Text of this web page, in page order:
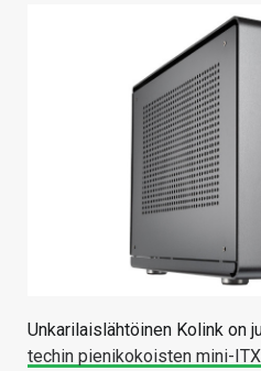
Unkarilaislähtöinen Kolink on
techin pienikokoisten mini-